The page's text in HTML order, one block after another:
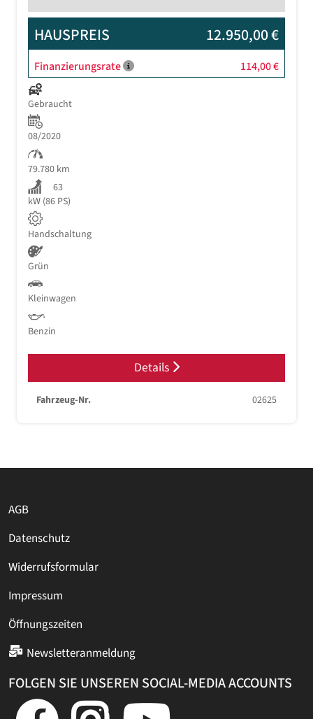
HAUSPREIS 12.950,00 €
Finanzierungsrate 114,00 €
Gebraucht
08/2020
79.780 km
63
kW (86 PS)
Handschaltung
Grün
Kleinwagen
Benzin
Details
Fahrzeug-Nr. 02625
AGB
Datenschutz
Widerrufsformular
Impressum
Öffnungszeiten
Newsletteranmeldung
FOLGEN SIE UNSEREN SOCIAL-MEDIA ACCOUNTS